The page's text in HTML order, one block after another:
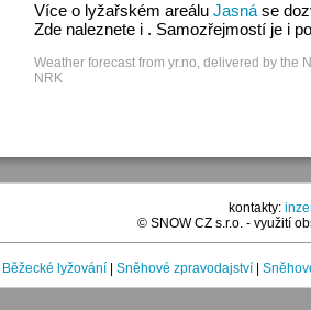
Více o lyžařském areálu Jasná se
Zde naleznete i . Samozřejmostí je i
Weather forecast from yr.no, delivered by the
NRK
kontakty:
© SNOW CZ s.r.o. - využití
Běžecké lyžování Sněhové zpravodajství